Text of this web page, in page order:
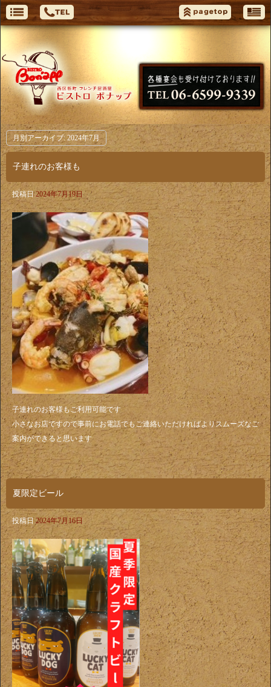
月別アーカイブ: 2024年7月
子連れのお客様も
投稿日 2024年7月19日
子連れのお客様もご利用可能です
小さなお店ですので事前にお電話でもご連絡いただければよりスムーズなご
案内ができると思います
夏限定ビール
投稿日 2024年7月16日